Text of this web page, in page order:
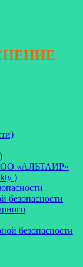
«АЛЬТАИР»
)
безопасности
безопасности